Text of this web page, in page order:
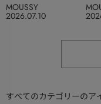
2026.07.10
MOUSSY
すべてのカテゴリーのア